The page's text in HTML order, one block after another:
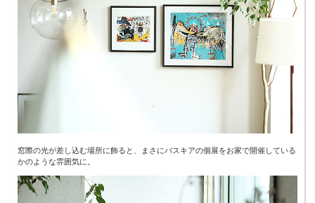
窓際の光が差し込む場所に飾ると、まさにバスキアの個展をお家で開催している
かのような雰囲気に。